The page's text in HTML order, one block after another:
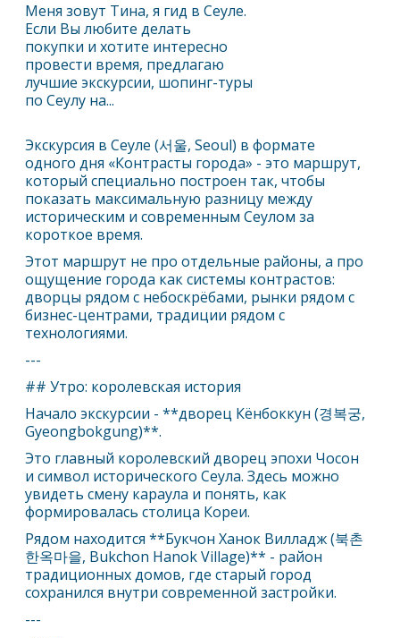
Экскурсия вСеуле (서울, Seoul) в формате
одного дня «Контрасты города» - это маршрут,
который специально построен так, чтобы
показать максимальную разницу между
историческим и современнымСеулом за
короткое время.
Этот маршрут не про отдельные районы, а про
ощущение города как системы контрастов:
дворцы рядом с небоскрёбами, рынки рядом с
бизнес-центрами, традиции рядом с
технологиями.
---
## Утро: королевская история
Начало экскурсии - **дворец Кёнбоккун (경복궁,
Gyeongbokgung)**.
Это главный королевский дворец эпохи Чосон
и символ историческогоСеула. Здесь можно
увидеть смену караула и понять, как
формировалась столица Кореи.
Рядом находится **Букчон Ханок Вилладж (북촌
한옥마을, Bukchon Hanok Village)** - район
традиционных домов, где старый город
сохранился внутри современной застройки.
---
Меня зовут Тина, я гид в Сеуле.
Если Вы любите делать
покупки и хотите интересно
провести время, предлагаю
лучшие экскурсии, шопинг-туры
по Сеулу на...